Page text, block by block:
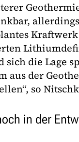
die Lage
aus der
so
in der